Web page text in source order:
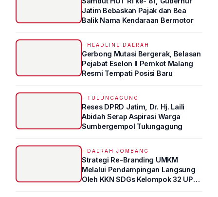
Jatim Bebaskan Pajak dan Bea
Balik Nama Kendaraan Bermotor
HEADLINE DAERAH
Gerbong Mutasi Bergerak, Belasan
Pejabat Eselon II Pemkot Malang
Resmi Tempati Posisi Baru
TULUNGAGUNG
Reses DPRD Jatim, Dr. Hj. Laili
Abidah Serap Aspirasi Warga
Sumbergempol Tulungagung
DAERAH JOMBANG
Strategi Re-Branding UMKM
Melalui Pendampingan Langsung
Oleh KKN SDGs Kelompok 32 UPN